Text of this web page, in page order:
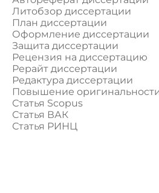
Литобзор диссертации
План диссертации
Оформление диссертации
Защита диссертации
Рецензия на диссертацию
Рерайт диссертации
Редактура диссертации
Повышение
Статья Scopus
Статья ВАК
Статья РИНЦ